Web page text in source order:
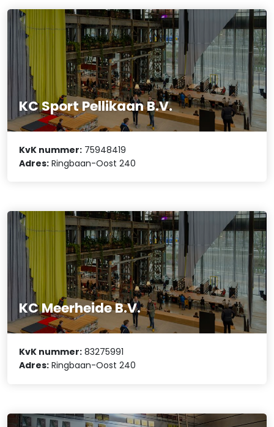
KC Sport Pellikaan B.V.
KvK nummer: 75948419
Adres: Ringbaan-Oost 240
KC Meerheide B.V.
KvK nummer: 83275991
Adres: Ringbaan-Oost 240